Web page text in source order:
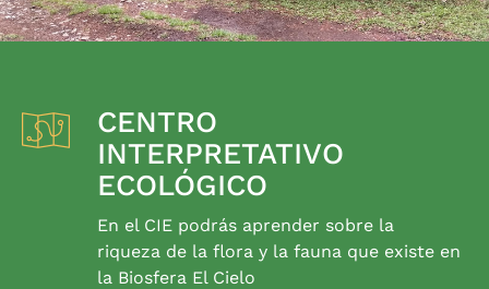
CENTRO
INTERPRETATIVO
ECOLÓGICO
En el CIE podrás aprender sobre la
riqueza de la flora y la fauna que existe en
la Biosfera El Cielo